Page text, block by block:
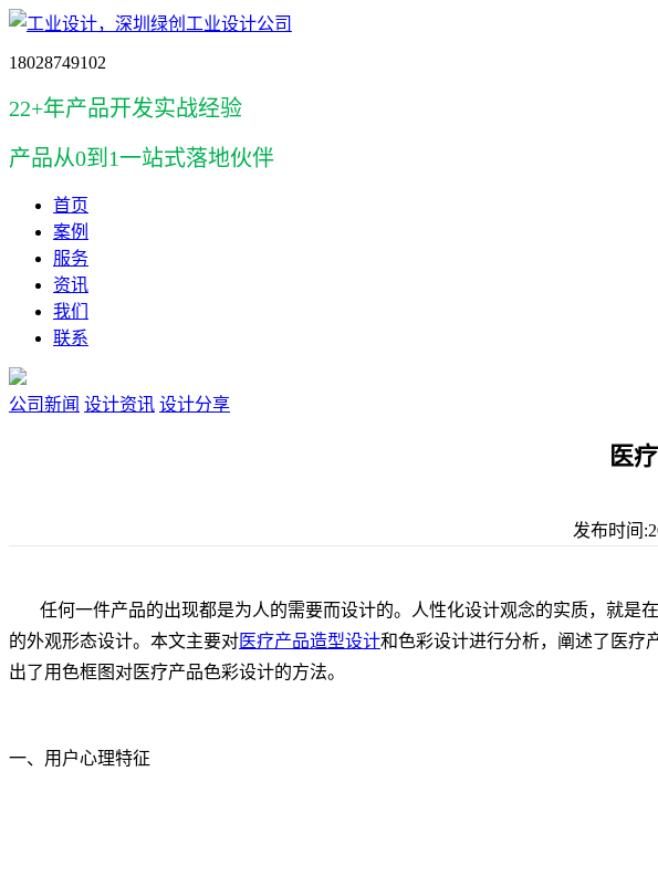
18028749102
22+年产品开发实战经验
产品从0到1一站式落地伙伴
首页
案例
服务
资讯
我们
联系
公司新闻 设计资讯 设计分享
医
发布时间
任何一件产品的出现都是为人的需要而设计的。人性化设计观念的实质，就是
的外观形态设计。本文主要对医疗产品造型设计和色彩设计进行分析，阐述了医疗
出了用色框图对医疗产品色彩设计的方法。
一、用户心理特征